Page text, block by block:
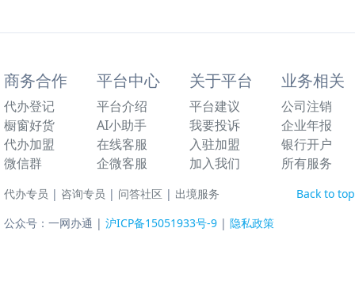
商务合作
代办登记
橱窗好货
代办加盟
微信群
平台中心
平台介绍
AI小助手
在线客服
企微客服
关于平台
平台建议
我要投诉
入驻加盟
加入我们
业务相关
公司注销
企业年报
银行开户
所有服务
Back to top
代办专员 | 咨询专员 | 问答社区 | 出境服务
公众号：一网办通 | 沪ICP备15051933号-9 | 隐私政策